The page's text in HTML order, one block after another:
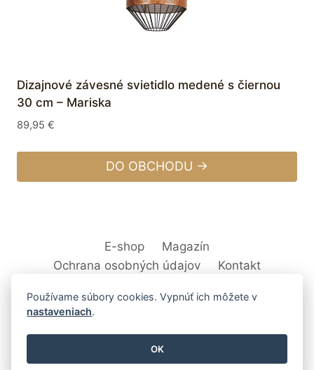
Dizajnové závesné svietidlo medené s čiernou
30 cm – Mariska
89,95 €
DO OBCHODU →
E-shop
Magazín
Ochrana osobných údajov
Kontakt
© 2026 Svet Interiéru - kuchyňa, kúpeľne,
Používame súbory cookies. Vypnúť ich môžete v
nastaveniach.
OK